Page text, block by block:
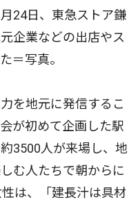
24日、東急ストア鎌
企業などの出店やス
＝写真。
を地元に発信するこ
が初めて企画した駅
3500人が来場し、地
む人たちで朝からに
は、「建長汁は具材